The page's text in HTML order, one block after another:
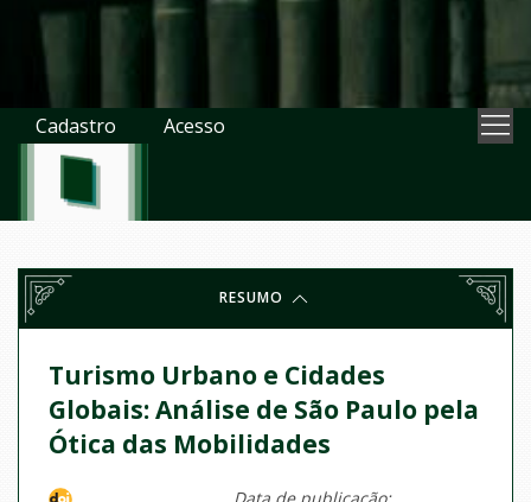
Cadastro Acesso
RESUMO
Turismo Urbano e Cidades
Globais: Análise de São Paulo pela
Ótica das Mobilidades